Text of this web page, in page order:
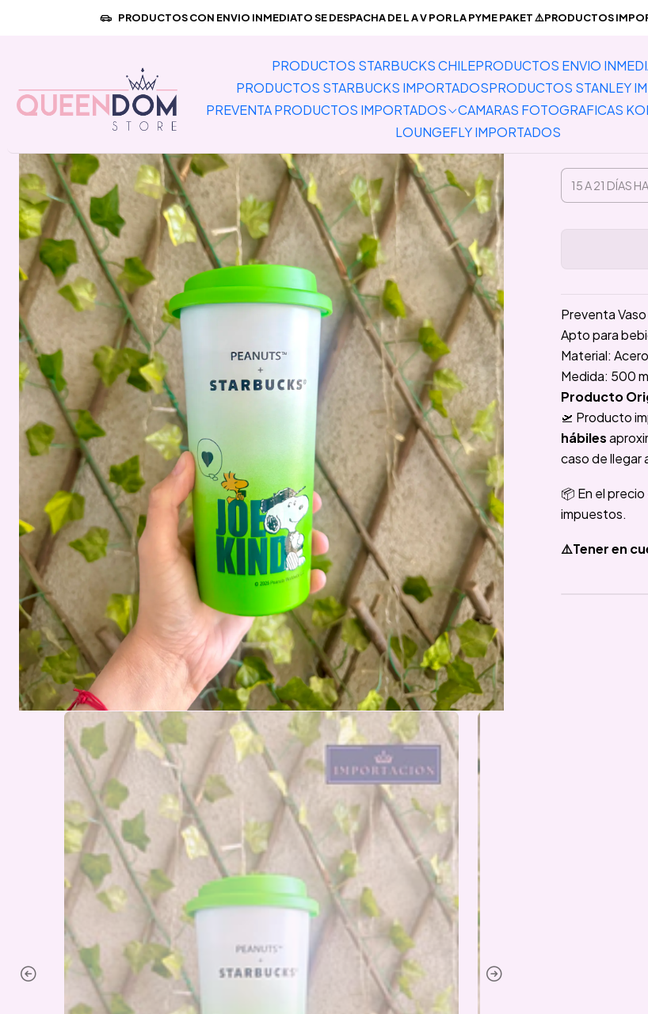
PRODUCTOS STARBUCKS CHILEPRODUCTOS ENVIO
PRODUCTOS STARBUCKS IMPORTADOSPRODUCTOS STANLEY
PREVENTA PRODUCTOS IMPORTADOS
CAMARAS FOTOGRAFICAS
LOUNGEFLY IMPORTADOS
PRODUCTOS CON ENVIO INMEDIATO SE DESPACHA DE L A V POR LA PYME PAKET ⚠️PRODUCTOS
Inicio PRODUCTOS STARBUCKS IMPORTADOS Preventa Vaso
Preventa
Apto para
Material:
Medida: 500
Producto
🛫 Producto
hábiles
caso de llegar
📦 En el
impuestos.
⚠️Tener en